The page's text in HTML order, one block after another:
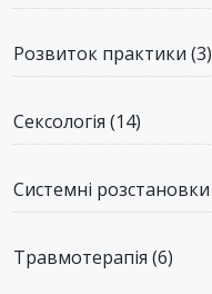
Розвиток практики (3)
Сексологія (14)
Системні розстановки
Травмотерапія (6)